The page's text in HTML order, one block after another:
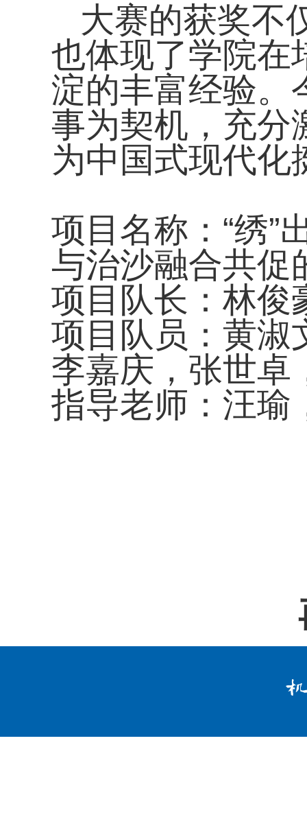
大赛的获奖不
也体现了学院在
淀的丰富经验。
事为契机，充分
为中国式现代化
项目名称：“绣
与治沙融合共促
项目队长：林俊
项目队员：黄淑
李嘉庆，张世卓
指导老师：汪瑜